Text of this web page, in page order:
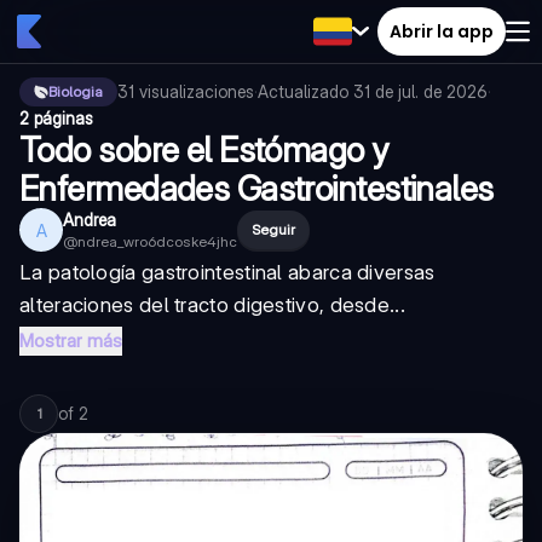
Abrir la app
Biologia 31 visualizaciones·Actualizado 31 de jul. de 2026·
2 páginas
Todo sobre el Estómago y
Enfermedades Gastrointestinales
A Andrea
@ndrea_wro6dcoske4jhc
Seguir
La patología gastrointestinal abarca diversas
alteraciones del tracto digestivo, desde...
Mostrar más
1 of 2